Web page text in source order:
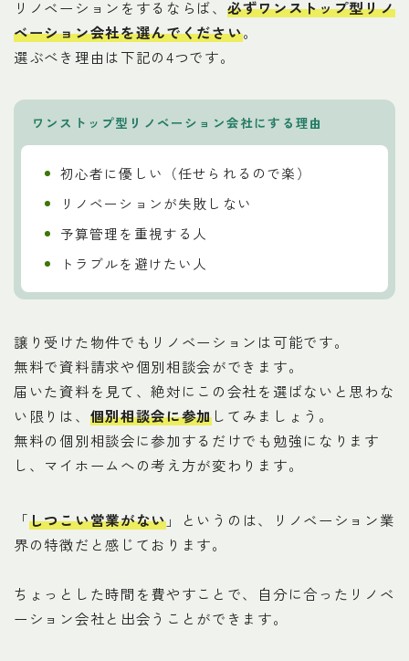
リノベーションをするならば、 必ずワンストップ型リノ
ベーション会社を選んでください。
選ぶべき理由は下記の4つです。
ワンストップ型リノベーション会社にする理由
初心者に優しい（任せられるので楽）
リノベーションが失敗しない
予算管理を重視する人
トラブルを避けたい人
譲り受けた物件でもリノベーションは可能です。
無料で資料請求や個別相談会ができます。
届いた資料を見て、絶対にこの会社を選ばないと思わな
い限りは、 個別相談会に参加してみましょう。
無料の個別相談会に参加するだけでも勉強になります
し、マイホームへの考え方が変わります。
「しつこい営業がない」というのは、リノベーション業
界の特徴だと感じております。
ちょっとした時間を費やすことで、自分に合ったリノベ
ーション会社と出会うことができます。